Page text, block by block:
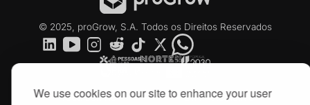
We use cookies on our site to enhance your user
© 2025, proGrow, S.A. Todos os Direitos Reservados
Produtech R3 DIH Automotive